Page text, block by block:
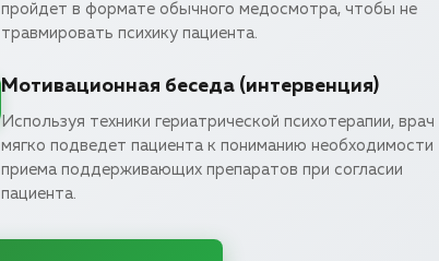
пройдет в формате обычного медосмотра, чтобы не
травмировать психику пациента.
Мотивационная беседа (интервенция)
Используя техники гериатрической психотерапии, врач
мягко подведет пациента к пониманию необходимости
приема поддерживающих препаратов при согласии
пациента.